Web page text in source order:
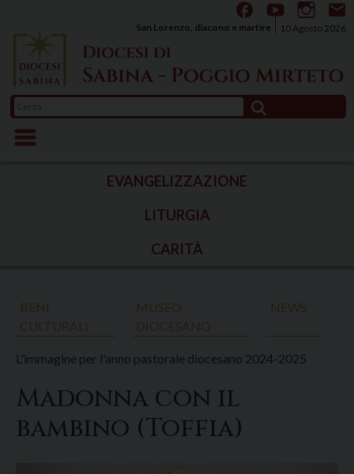
content
10 Agosto 2026
San Lorenzo, diacono e martire
per:
EVANGELIZZAZIONE
LITURGIA
CARITÀ
BENI
CULTURALI
MUSEO
DIOCESANO
NEWS
L'immagine per l'anno pastorale diocesano 2024-2025
Madonna con il
bambino (Toffia)